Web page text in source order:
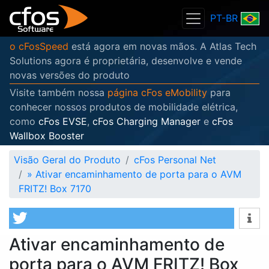
PT-BR
o cFosSpeed está agora em novas mãos. A Atlas Tech
Solutions agora é proprietária, desenvolve e vende
novas versões do produto
Visite também nossa página cFos eMobility para
conhecer nossos produtos de mobilidade elétrica,
como cFos EVSE, cFos Charging Manager e cFos
Wallbox Booster
Visão Geral do Produto
cFos Personal Net
» Ativar encaminhamento de porta para o AVM
FRITZ! Box 7170
Ativar encaminhamento de
porta para o AVM FRITZ! Box